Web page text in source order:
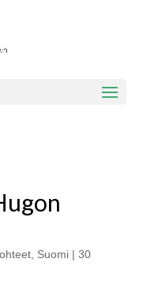
, Suomi| 30